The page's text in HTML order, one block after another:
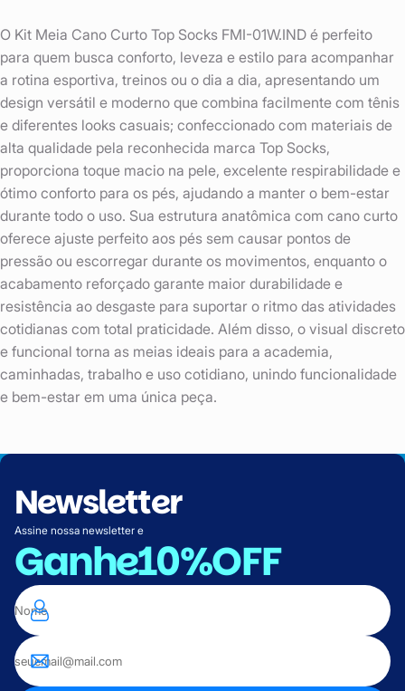
O Kit Meia Cano Curto Top Socks FMI-01W.IND é perfeito
para quem busca conforto, leveza e estilo para acompanhar
a rotina esportiva, treinos ou o dia a dia, apresentando um
design versátil e moderno que combina facilmente com tênis
e diferentes looks casuais; confeccionado com materiais de
alta qualidade pela reconhecida marca Top Socks,
proporciona toque macio na pele, excelente respirabilidade e
ótimo conforto para os pés, ajudando a manter o bem-estar
durante todo o uso. Sua estrutura anatômica com cano curto
oferece ajuste perfeito aos pés sem causar pontos de
pressão ou escorregar durante os movimentos, enquanto o
acabamento reforçado garante maior durabilidade e
resistência ao desgaste para suportar o ritmo das atividades
cotidianas com total praticidade. Além disso, o visual discreto
e funcional torna as meias ideais para a academia,
caminhadas, trabalho e uso cotidiano, unindo funcionalidade
e bem-estar em uma única peça.
Newsletter
Assine nossa newsletter e
Ganhe10%OFF